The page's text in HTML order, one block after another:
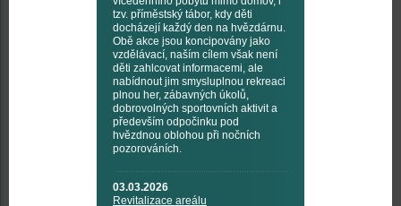
tzv. příměstský tábor, kdy děti
docházejí každý den na hvězdárnu.
Obě akce jsou koncipovány jako
vzdělávací, naším cílem však není
děti zahlcovat informacemi, ale
nabídnout jim smysluplnou rekreaci
plnou her, zábavných úkolů,
dobrovolných sportovních aktivit a
především odpočinku pod
hvězdnou oblohou při nočních
pozorováních.
03.03.2026
Revitalizace areálu